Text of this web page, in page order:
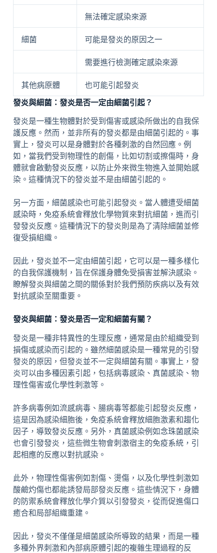
無法確定感染來源
細菌 可能是發炎的原因之一
需要進行檢測確定感染來源
其他病原體 也可能引起發炎
發炎與細菌：發炎是否一定由細菌引起？
發炎是一種生物體對於受到傷害或感染所做出的自我保
護反應。然而，並非所有的發炎都是由細菌引起的。事
實上，發炎可以是身體對於各種刺激的自然回應。例
如，當我們受到物理性的創傷，比如切割或擦傷時，身
體就會啟動發炎反應，以防止外來微生物進入並開始感
染。這種情況下的發炎並不是由細菌引起的。
另一方面，細菌感染也可能引起發炎。當人體遭受細菌
感染時，免疫系統會釋放化學物質來對抗細菌，進而引
發發炎反應。這種情況下的發炎則是為了清除細菌並修
復受損組織。
因此，發炎並不一定由細菌引起，它可以是一種多樣化
的自我保護機制，旨在保護身體免受損害並解決感染。
瞭解發炎與細菌之間的關係對於我們預防疾病以及有效
對抗感染至關重要。
發炎與細菌：發炎是否一定和細菌有關？
發炎是一種非特異性的生理反應，通常是由於組織受到
損傷或感染而引起的。雖然細菌感染是一種常見的引發
發炎的原因，但發炎並不一定與細菌有關。事實上，發
炎可以由多種因素引起，包括病毒感染、真菌感染、物
理性傷害或化學性刺激等。
許多病毒例如流感病毒、腸病毒等都能引起發炎反應，
這是因為感染細胞後，免疫系統會釋放細胞激素和趨化
因子，導致發炎反應。另外，真菌感染例如念珠菌感染
也會引發發炎，這些微生物會刺激宿主的免疫系統，引
起相應的反應以對抗感染。
此外，物理性傷害例如割傷、燙傷，以及化學性刺激如
酸鹼灼傷也都能誘發局部發炎反應。這些情況下，身體
的防禦系統會釋放化學介質以引發發炎，從而促進傷口
癒合和局部組織重建。
因此，發炎不僅僅是細菌感染所導致的結果，而是一種
多種外界刺激和內部病原體引起的複雜生理過程的反